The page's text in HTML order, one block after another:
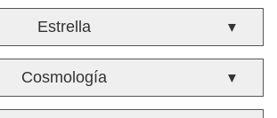
Estrella ▼
Cosmología ▼